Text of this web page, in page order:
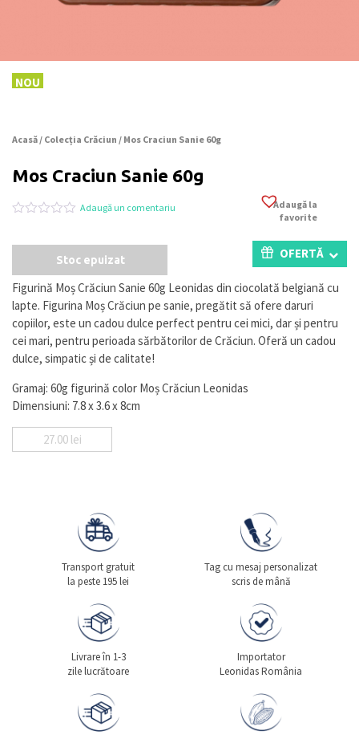
NOU
Acasă/ Colecția Crăciun / Mos Craciun Sanie 60g
Mos Craciun Sanie 60g
0
5
pe
baza
a
evaluări
la
clienți
Adaugă un comentariu
Adaugă la
favorite
Stoc epuizat OFERTĂ
Figurină Moș Crăciun Sanie 60g Leonidas din ciocolată belgiană cu
lapte. Figurina Moș Crăciun pe sanie, pregătit să ofere daruri
copiilor, este un cadou dulce perfect pentru cei mici, dar și pentru
cei mari, pentru perioada sărbătorilor de Crăciun. Oferă un cadou
dulce, simpatic și de calitate!
Gramaj: 60g figurină color Moș Crăciun Leonidas
Dimensiuni: 7.8 x 3.6 x 8cm
27.00 lei
Transport gratuit
la peste 195 lei
Tag cu mesaj personalizat
scris de mână
Livrare în 1-3
zile lucrătoare
Importator
Leonidas România